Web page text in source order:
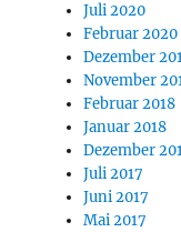
Juli 2020
Februar 2020
Dezember
November
Februar 2018
Januar 2018
Dezember
Juli 2017
Juni 2017
Mai 2017